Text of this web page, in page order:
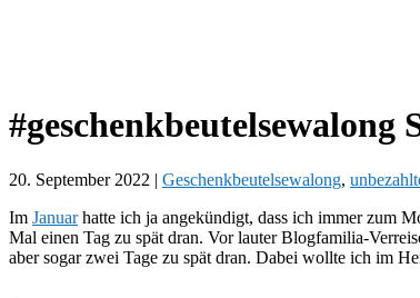
#geschenkbeutelsewalong
20. September 2022 | Geschenkbeutelsewalong,
Im Januarhatte ich ja angekündigt, dass ich immer zum
Mal einen Tag zu spät dran. Vor lauter Blogfamilia-
aber sogar zwei Tage zu spät dran. Dabei wollte ich im